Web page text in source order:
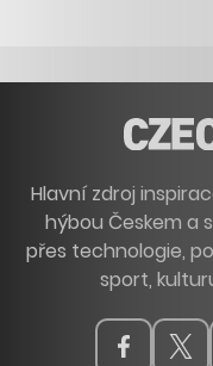
Hlavní zdroj
hýbou Českem a
přes technologie,
sport,